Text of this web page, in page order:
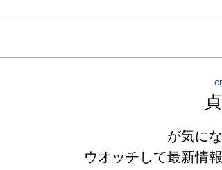
が気に
ウオッチして最新情